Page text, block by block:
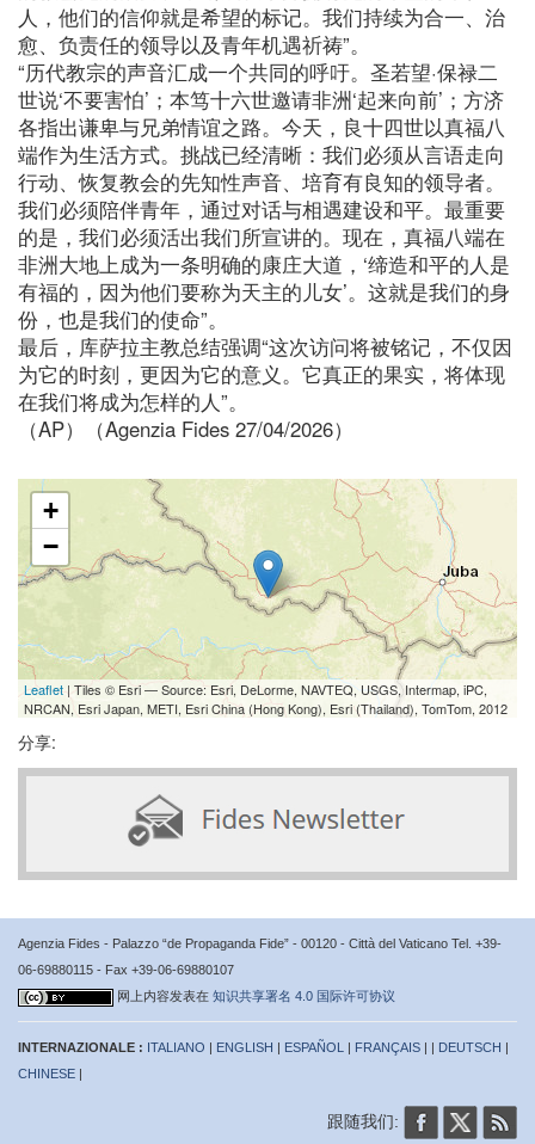
人，他们的信仰就是希望的标记。我们持续为合一、治
愈、负责任的领导以及青年机遇祈祷”。
“历代教宗的声音汇成一个共同的呼吁。圣若望·保禄二
世说‘不要害怕’；本笃十六世邀请非洲‘起来向前’；方济
各指出谦卑与兄弟情谊之路。今天，良十四世以真福八
端作为生活方式。挑战已经清晰：我们必须从言语走向
行动、恢复教会的先知性声音、培育有良知的领导者。
我们必须陪伴青年，通过对话与相遇建设和平。最重要
的是，我们必须活出我们所宣讲的。现在，真福八端在
非洲大地上成为一条明确的康庄大道，‘缔造和平的人是
有福的，因为他们要称为天主的儿女’。这就是我们的身
份，也是我们的使命”。
最后，库萨拉主教总结强调“这次访问将被铭记，不仅因
为它的时刻，更因为它的意义。它真正的果实，将体现
在我们将成为怎样的人”。
（AP）（Agenzia Fides 27/04/2026）
+
−
Leaflet | Tiles © Esri — Source: Esri, DeLorme, NAVTEQ, USGS, Intermap, iPC,
NRCAN, Esri Japan, METI, Esri China (Hong Kong), Esri (Thailand), TomTom, 2012
分享:
Agenzia Fides - Palazzo “de Propaganda Fide” - 00120 - Città del Vaticano Tel. +39-
06-69880115 - Fax +39-06-69880107
网上内容发表在 知识共享署名 4.0 国际许可协议
INTERNAZIONALE : ITALIANO | ENGLISH | ESPAÑOL | FRANÇAIS | | DEUTSCH |
CHINESE |
跟随我们: